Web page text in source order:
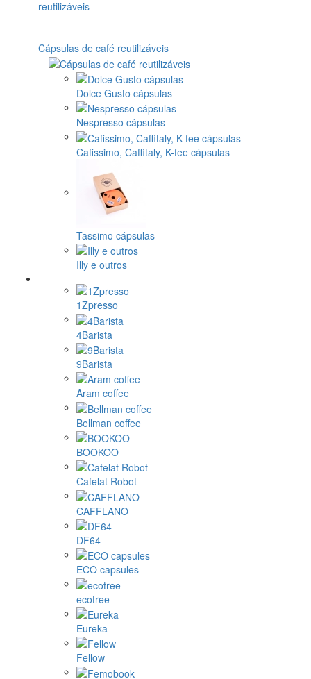
Cápsulas de café reutilizáveis
Dolce Gusto cápsulas
Nespresso cápsulas
Cafissimo, Caffitaly, K-fee cápsulas
Tassimo cápsulas
Illy e outros
1Zpresso
4Barista
9Barista
Aram coffee
Bellman coffee
BOOKOO
Cafelat Robot
CAFFLANO
DF64
ECO capsules
ecotree
Eureka
Fellow